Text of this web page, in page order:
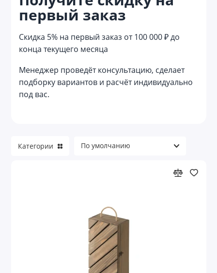
первый заказ
Скидка 5% на первый заказ от 100 000 ₽ до
конца текущего месяца
Менеджер проведёт консультацию, сделает
подборку вариантов и расчёт индивидуально
под вас.
Подарочная упаковка из картона
Подарочная упаковка из кожи
Подарочная упаковка из металла
Подарочная упаковка из пластика
Подарочная упаковка из текстиля
Прочая упаковка
Упаковка для блокнотов и ежедневников
Упаковка для ежедневников
Упаковка для ручек
Категории